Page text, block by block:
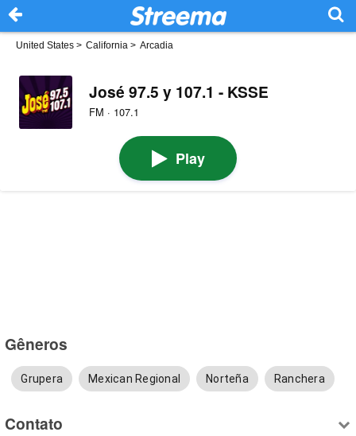
United States > California > Arcadia
José 97.5 y 107.1 - KSSE
FM · 107.1
Play
Gêneros
Grupera Mexican Regional Norteña Ranchera
Contato